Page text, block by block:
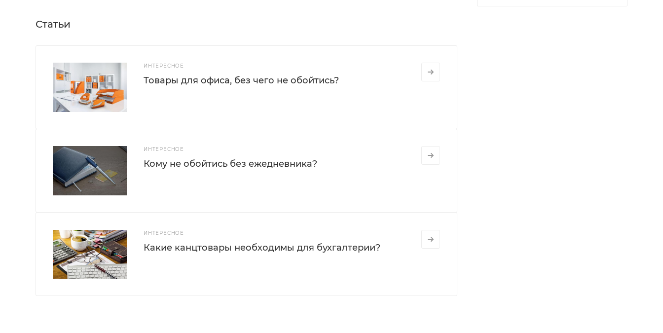
Статьи
ИНТЕРЕСНОЕ
Товары для офиса, без чего не обойтись?
ИНТЕРЕСНОЕ
Кому не обойтись без ежедневника?
ИНТЕРЕСНОЕ
Какие канцтовары необходимы для бухгалтерии?